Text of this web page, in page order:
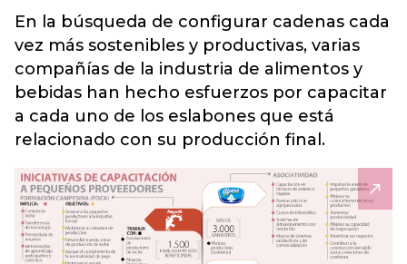
En la búsqueda de configurar cadenas cada
vez más sostenibles y productivas, varias
compañías de la industria de alimentos y
bebidas han hecho esfuerzos por capacitar
a cada uno de los eslabones que está
relacionado con su producción final.